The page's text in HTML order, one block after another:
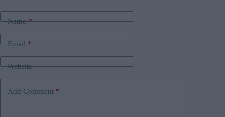
Name*
Email*
Website
Add Comment *